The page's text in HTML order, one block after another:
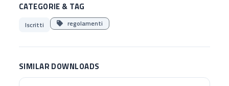
CATEGORIE & TAG
Iscritti regolamenti
SIMILAR DOWNLOADS